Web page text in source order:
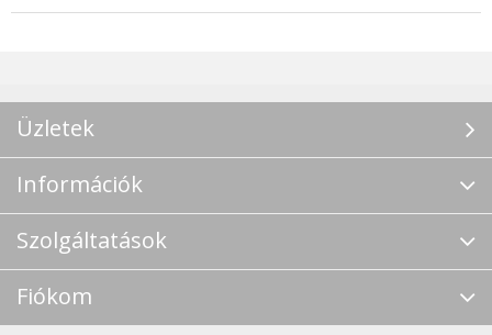
Üzletek
Információk
Szolgáltatások
Fiókom